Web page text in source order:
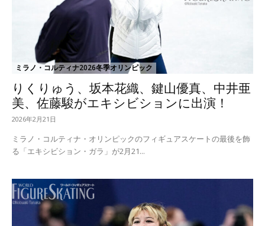
ミラノ・コルティナ2026冬季オリンピック
りくりゅう、坂本花織、鍵山優真、中井亜
美、佐藤駿がエキシビションに出演！
2026年2月21日
ミラノ・コルティナ・オリンピックのフィギュアスケートの最後を飾
る「エキシビション・ガラ」が2月21...